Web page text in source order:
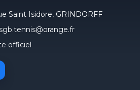
Saint Isidore, GRINDORFF
officiel